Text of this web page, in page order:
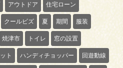
アウトドア 住宅ローン
クールビズ 夏 期間 服装
焼津市 トイレ 窓の設置
ト ハンディチョッパー 回遊動線